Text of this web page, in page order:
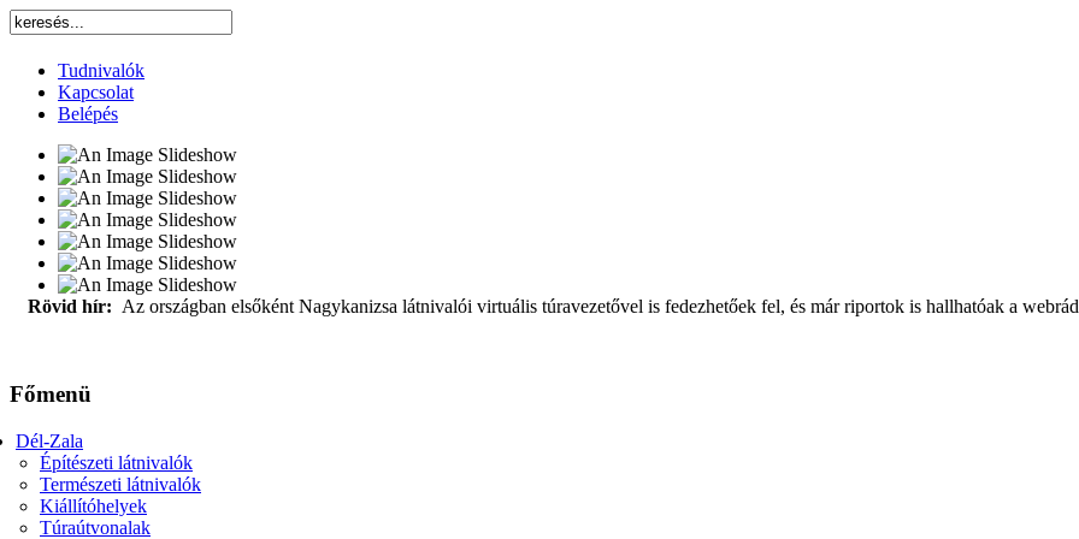
Tudnivalók
Kapcsolat
Belépés
Rövid hír: Az országban elsőként Nagykanizsa látnivalói virtuális túravezetővel is fedezhetőek fel, és már riportok is hallhatóak a
Főmenü
Dél-Zala
Építészeti látnivalók
Természeti látnivalók
Kiállítóhelyek
Túraútvonalak